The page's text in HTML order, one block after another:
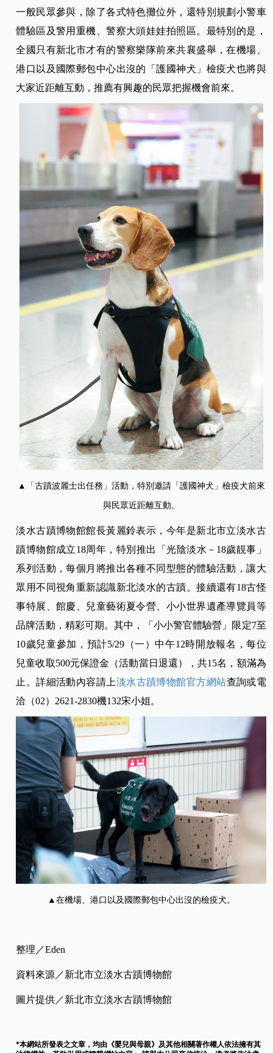
一般民眾參與，除了各式特色攤位外，還特別規劃小警車
體驗區及警用重機、警察大頭娃娃拍照區。最特別的是，
全國只有新北市才有的警察樂隊前來共襄盛舉，在機場、
港口以及國際郵包中心出沒的「護國神犬」檢疫犬也將與
大家近距離互動，推薦有興趣的民眾把握機會前來。
▲「古蹟波麗士出任務」活動，特別邀請「護國神犬」檢疫犬前來
與民眾近距離互動。
淡水古蹟博物館館長黃麗鈴表示，今年是新北市立淡水古
蹟博物館成立18周年，特別推出「光陰淡水－18歲靚事」
系列活動，每個月將推出各種不同型態的體驗活動，讓大
眾用不同視角重新認識新北淡水的古蹟。接續還有18古怪
事特展、館慶、兒童藝術夏令營、小小世界遺產導覽員等
品牌活動，精彩可期。其中，「小小警官體驗營」限定7至
10歲兒童參加，預計5/29（一）中午12時開放報名，每位
兒童收取500元保證金（活動當日退還），共15名，額滿為
止。詳細活動內容請上淡水古蹟博物館官方網站查詢或電
洽（02）2621-2830機132宋小姐。
▲在機場、港口以及國際郵包中心出沒的檢疫犬。
整理／Eden
資料來源／新北市立淡水古蹟博物館
圖片提供／新北市立淡水古蹟博物館
*本網站所發表之文章，均由《嬰兒與母親》及其他相關著作權人依法擁有其